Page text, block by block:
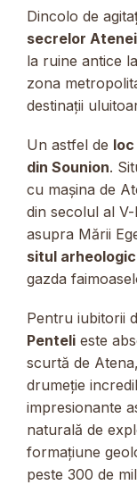
Dincolo de
secrelor Atenei
la ruine antice
zona
destinații
Un astfel de
din Sounion.
cu mașina de
din secolul al
asupra Mării
situl
gazda
Pentru iubitorii
Penteli este
scurtă de
drumeție
impresionante
naturală de
formațiune
peste 300 de